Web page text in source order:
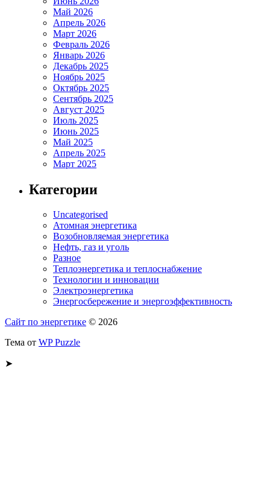
Май 2026
Апрель 2026
Март 2026
Февраль 2026
Январь 2026
Декабрь 2025
Ноябрь 2025
Октябрь 2025
Сентябрь 2025
Август 2025
Июль 2025
Июнь 2025
Май 2025
Апрель 2025
Март 2025
Категории
Uncategorised
Атомная энергетика
Возобновляемая энергетика
Нефть, газ и уголь
Разное
Теплоэнергетика и теплоснабжение
Технологии и инновации
Электроэнергетика
Энергосбережение и энергоэффективность
Сайт по энергетике © 2026
Тема от WP Puzzle
➤